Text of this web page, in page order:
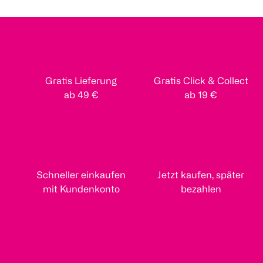
Gratis Lieferung
ab 49 €
Gratis Click & Collect
ab 19 €
Schneller einkaufen
mit Kundenkonto
Jetzt kaufen, später
bezahlen